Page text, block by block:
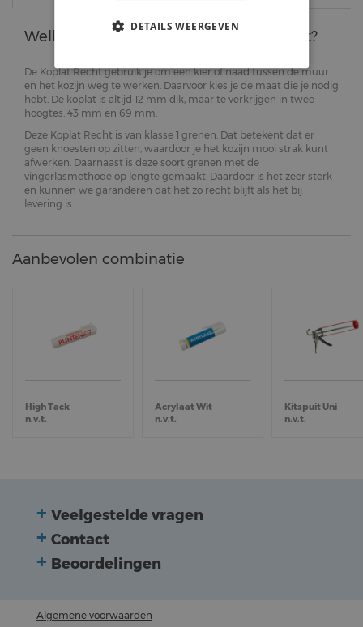
Welke eigenschappen heeft dit product?
De Koplat Recht gebruik je om een kier of naad tussen de muur
en het kozijn weg te werken. Daarvoor kies je de maat die je nodig
hebt. De koplat is altijd 12 mm dik, maar te verkrijgen in twee
hoogtes: 43 mm en 69 mm.
Deze Koplat Recht is van klasse 1 grenen. Dat betekent dat er
geen knoesten op zitten, waardoor je het kozijn mooi strak kunt
afwerken. Daarnaast is deze soort grenen met de
vingerlasmethode op lengte gemaakt. Daardoor is het zeer sterk
en kunnen we garanderen dat het zo recht blijft als het bij
levering is.
Aanbevolen combinatie
High Tack
n.v.t.
Acrylaat Wit
n.v.t.
Kitspuit Uni
n.v.t.
Veelgestelde vragen
Contact
Beoordelingen
Algemene voorwaarden
DETAILS WEERGEVEN